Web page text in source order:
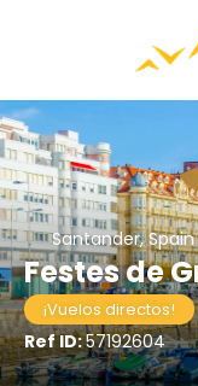
Santander, Spain
Festes de
¡Vuelos directos!
Ref ID:57192604